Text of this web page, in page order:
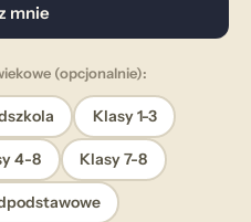
mnie
(opcjonalnie):
Klasy 1-3
4-8 Klasy 7-8